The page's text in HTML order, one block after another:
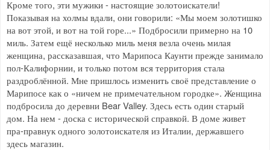
Кроме того, эти мужики - настоящие золотоискатели!
Показывая на холмы вдали, они говорили: «Мы моем золотишко
на вот этой, и вот на той горе...» Подбросили примерно на 10
миль. Затем ещё несколько миль меня везла очень милая
женщина, рассказавшая, что Марипоса Каунти прежде занимало
пол-Калифорнии, и только потом вся территория стала
раздроблённой. Мне пришлось изменить своё представление о
Марипосе как о «ничем не примечательном городке». Женщина
подбросила до деревни Bear Valley. Здесь есть один старый
дом. На нем - доска с исторической справкой. В доме живет
пра-правнук одного золотоискателя из Италии, державшего
здесь магазин.